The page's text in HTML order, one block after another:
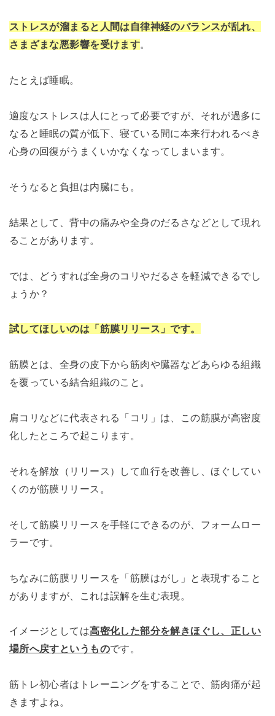
ストレスが溜まると人間は自律神経のバランスが乱れ、
さまざまな悪影響を受けます。
たとえば睡眠。
適度なストレスは人にとって必要ですが、それが過多に
なると睡眠の質が低下、寝ている間に本来行われるべき
心身の回復がうまくいかなくなってしまいます。
そうなると負担は内臓にも。
結果として、背中の痛みや全身のだるさなどとして現れ
ることがあります。
では、どうすれば全身のコリやだるさを軽減できるでし
ょうか？
試してほしいのは「筋膜リリース」です。
筋膜とは、全身の皮下から筋肉や臓器などあらゆる組織
を覆っている結合組織のこと。
肩コリなどに代表される「コリ」は、この筋膜が高密度
化したところで起こります。
それを解放（リリース）して血行を改善し、ほぐしてい
くのが筋膜リリース。
そして筋膜リリースを手軽にできるのが、フォームロー
ラーです。
ちなみに筋膜リリースを「筋膜はがし」と表現すること
がありますが、これは誤解を生む表現。
イメージとしては高密化した部分を解きほぐし、正しい
場所へ戻すというものです。
筋トレ初心者はトレーニングをすることで、筋肉痛が起
きますよね。